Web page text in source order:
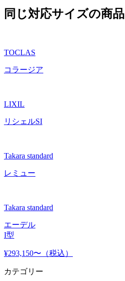
同じ対応サイズの商品
TOCLAS
コラージア
LIXIL
リシェルSI
Takara standard
レミュー
Takara standard
エーデル
I型
¥293,150〜 （税込）
カテゴリー